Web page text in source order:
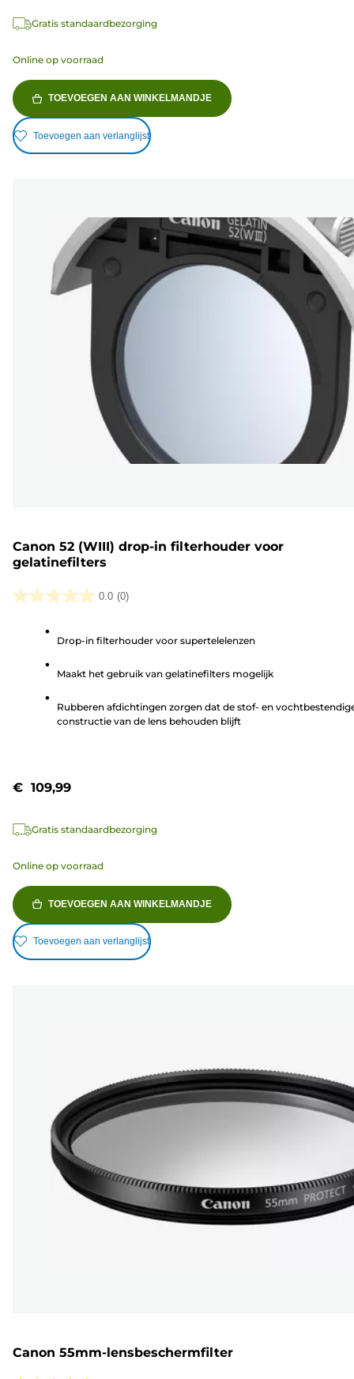
Gratis standaardbezorging
Online op voorraad
TOEVOEGEN AAN WINKELMANDJE
Toevoegen aan verlanglijst
Canon 52 (WIII) drop-in filterhouder voor
gelatinefilters
0.0 (0)
0.0
sterren.
Drop-in filterhouder voor supertelelenzen
Maakt het gebruik van gelatinefilters mogelijk
Rubberen afdichtingen zorgen dat de stof- en
constructie van de lens behouden blijft
€ 109,99
Gratis standaardbezorging
Online op voorraad
TOEVOEGEN AAN WINKELMANDJE
Toevoegen aan verlanglijst
Canon 55mm-lensbeschermfilter